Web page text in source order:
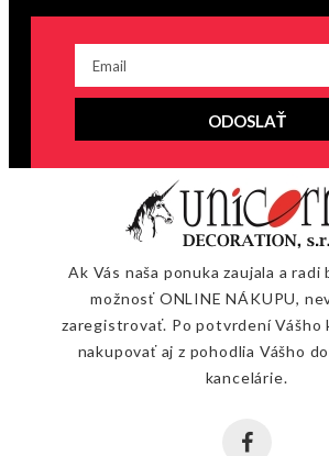
ODOSLAŤ
Ak Vás naša ponuka zaujala a
možnosť ONLINE NÁKUPU,
zaregistrovať. Po potvrdení Vášho
nakupovať aj z pohodlia Vášho
kancelárie.